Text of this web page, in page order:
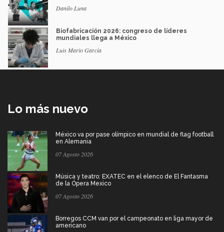
Danilo Luna
Biofabricación 2026: congreso de líderes
mundiales llega a México
Luis Mario García
Lo más nuevo
México va por pase olímpico en mundial de flag football
en Alemania
07 Agosto 2026
Música y teatro: EXATEC en el elenco de El Fantasma
de la Ópera Mexico
07 Agosto 2026
Borregos CCM van por el campeonato en liga mayor de
americano